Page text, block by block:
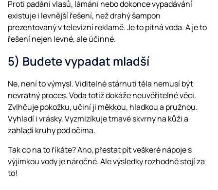
Proti padání vlasů, lámání nebo dokonce vypadávání
existuje i levnější řešení, než drahý šampon
prezentovaný v televizní reklamě. Je to pitná voda. A je to
řešení nejen levné, ale účinné.
5) Budete vypadat mladší
Ne, není to výmysl. Viditelné stárnutí těla nemusí být
nevratný proces. Voda totiž dokáže neuvěřitelné věci.
Zvlhčuje pokožku, učiní ji měkkou, hladkou a pružnou.
Vyhladí i vrásky. Vyzmizíkuje tmavé skvrny na kůži a
zahladí kruhy pod očima.
Tak co na to říkáte? Ano, přestat pít veškeré nápoje s
výjimkou vody je náročné. Ale výsledky rozhodně stojí za
to!